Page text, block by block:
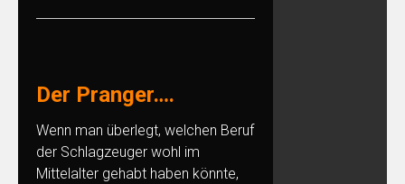
Der Pranger….
Wenn man überlegt, welchen Beruf
der Schlagzeuger wohl im
Mittelalter gehabt haben könnte,